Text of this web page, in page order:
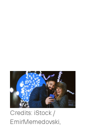
Credits: iStock /
EmirMemedovski,